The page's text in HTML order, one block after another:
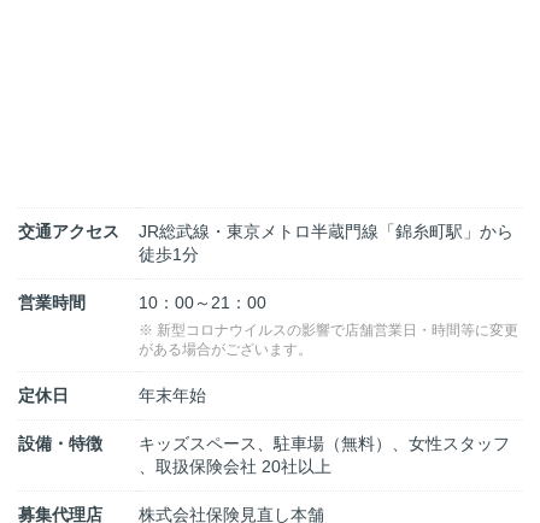
交通アクセス
JR総武線・東京メトロ半蔵門線「錦糸町駅」から
徒歩1分
営業時間 10：00～21：00
※ 新型コロナウイルスの影響で店舗営業日・時間等に変更
がある場合がございます。
定休日 年末年始
設備・特徴
キッズスペース、駐車場（無料）、女性スタッフ
、取扱保険会社 20社以上
募集代理店 株式会社保険見直し本舗